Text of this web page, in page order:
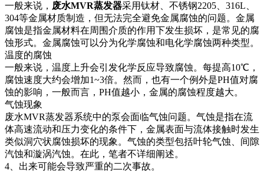
一般来说， 废水MVR蒸发器采用钛材、不锈钢2205、316L、
304等金属材质制造，但无法完全避免金属腐蚀的问题。金属
腐蚀是指金属材料在周围介质的作用下发生损坏，是常见的腐
蚀形式。金属腐蚀可以分为化学腐蚀和电化学腐蚀两种类型。
温度的腐蚀
一般来说，温度上升会引发化学反应导致腐蚀。每提高10℃，
腐蚀速度大约会增加1~3倍。然而，也有一个例外是PH值对腐
蚀的影响，一般而言，PH值越小，金属的腐蚀程度越大。
气蚀现象
废水MVR蒸发器系统中的泵会面临气蚀问题。气蚀是指在流
体高速流动和压力变化的条件下，金属表面与流体接触时发生
类似洞穴状腐蚀损坏的现象。气蚀的类型包括叶轮气蚀、间隙
汽蚀和漩涡汽蚀。在此，笔者不详细阐述。
4、出来可能会导致严重的二次事故。